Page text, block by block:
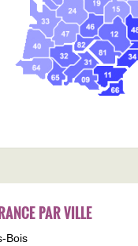
PAR VILLE
Bois